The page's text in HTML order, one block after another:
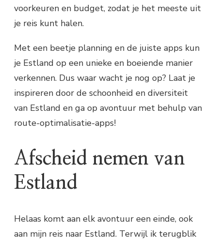
voorkeuren en budget, zodat je het meeste uit
je reis kunt halen.
Met een beetje planning en de juiste apps kun
je Estland op een unieke en boeiende manier
verkennen. Dus waar wacht je nog op? Laat je
inspireren door de schoonheid en diversiteit
van Estland en ga op avontuur met behulp van
route-optimalisatie-apps!
Afscheid nemen van
Estland
Helaas komt aan elk avontuur een einde, ook
aan mijn reis naar Estland. Terwijl ik terugblik